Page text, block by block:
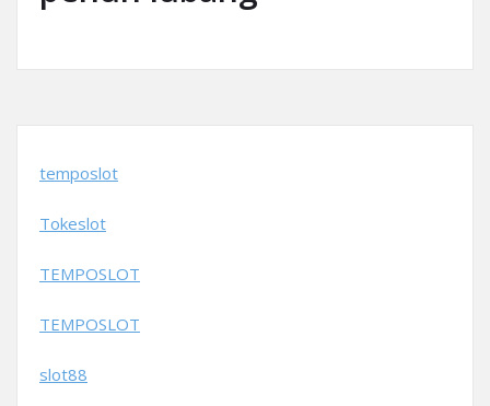
temposlot
Tokeslot
TEMPOSLOT
TEMPOSLOT
slot88